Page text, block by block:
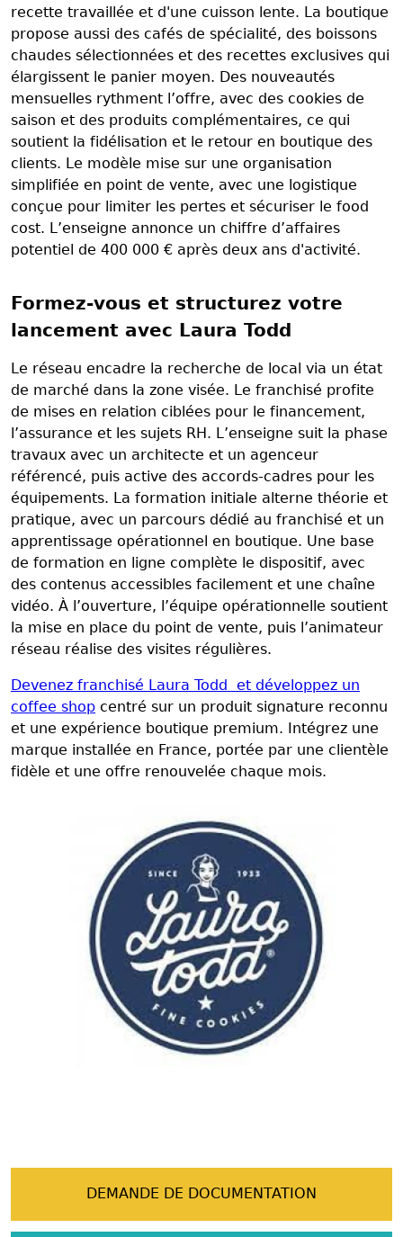
recette travaillée et d'une cuisson lente. La boutique
propose aussi des cafés de spécialité, des boissons
chaudes sélectionnées et des recettes exclusives qui
élargissent le panier moyen. Des nouveautés
mensuelles rythment l’offre, avec des cookies de
saison et des produits complémentaires, ce qui
soutient la fidélisation et le retour en boutique des
clients. Le modèle mise sur une organisation
simplifiée en point de vente, avec une logistique
conçue pour limiter les pertes et sécuriser le food
cost. L’enseigne annonce un chiffre d’affaires
potentiel de 400 000 € après deux ans d'activité.
Formez-vous et structurez votre
lancement avec Laura Todd
Le réseau encadre la recherche de local via un état
de marché dans la zone visée. Le franchisé profite
de mises en relation ciblées pour le financement,
l’assurance et les sujets RH. L’enseigne suit la phase
travaux avec un architecte et un agenceur
référencé, puis active des accords-cadres pour les
équipements. La formation initiale alterne théorie et
pratique, avec un parcours dédié au franchisé et un
apprentissage opérationnel en boutique. Une base
de formation en ligne complète le dispositif, avec
des contenus accessibles facilement et une chaîne
vidéo. À l’ouverture, l’équipe opérationnelle soutient
la mise en place du point de vente, puis l’animateur
réseau réalise des visites régulières.
Devenez franchisé Laura Todd et développez un
coffee shop centré sur un produit signature reconnu
et une expérience boutique premium. Intégrez une
marque installée en France, portée par une clientèle
fidèle et une offre renouvelée chaque mois.
DEMANDE DE DOCUMENTATION